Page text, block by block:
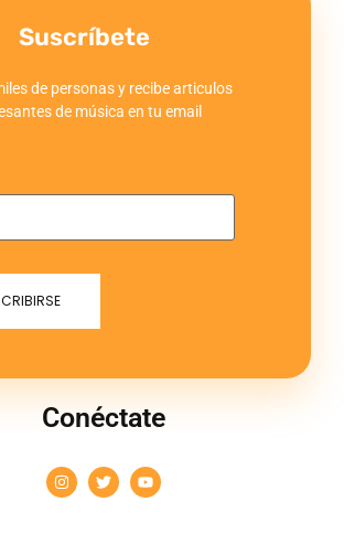
Suscríbete
de personas y recibe articulos
de música en tu email
Conéctate